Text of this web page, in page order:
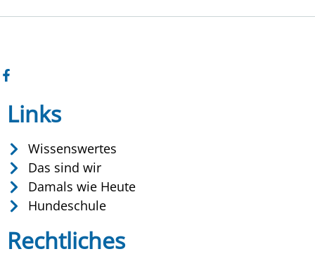
Links
Wissenswertes
Das sind wir
Damals wie Heute
Hundeschule
Rechtliches